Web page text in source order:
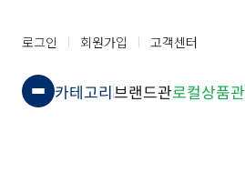
로그인 회원가입 고객센터
카테고리브랜드관로컬상품관